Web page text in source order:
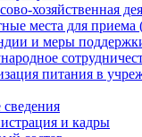
хозяйственная
места для приема
и меры
питания в
и кадры